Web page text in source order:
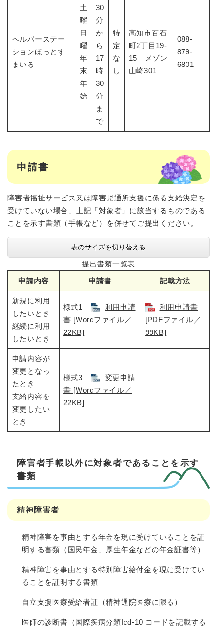
ヘルパーステー
ションほっとす
まいる
土
曜
日
曜
年
末
年
始
30
分
か
ら
17
時
30
分
ま
で
特
定
な
し
高知市百石
町2丁目19-
15 メゾン
山崎301
088-
879-
6801
申請書
障害者福祉サービス又は障害児通所支援に係る支給決定を
受けていない場合、上記「対象者」に該当するものである
ことを示す書類（手帳など）を併せてご提出ください。
表のサイズを切り替える
提出書類一覧表
申請内容 申請書 記載方法
新規に利用
したいとき
継続に利用
したいとき
様式1
利用申請
書 [Wordファイル／
22KB]
利用申請書
[PDFファイル／
99KB]
申請内容が
変更となっ
たとき
支給内容を
変更したい
とき
様式3
変更申請
書 [Wordファイル／
22KB]
障害者手帳以外に対象者であることを示す
書類
精神障害者
精神障害を事由とする年金を現に受けていることを証
明する書類（国民年金、厚生年金などの年金証書等）
精神障害を事由とする特別障害給付金を現に受けてい
ることを証明する書類
自立支援医療受給者証（精神通院医療に限る）
医師の診断書（国際疾病分類Icd-10 コードを記載する